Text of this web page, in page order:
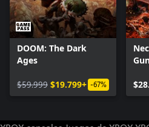
DOOM: The Dark
Ages
$59.999 $19.799+ -67%